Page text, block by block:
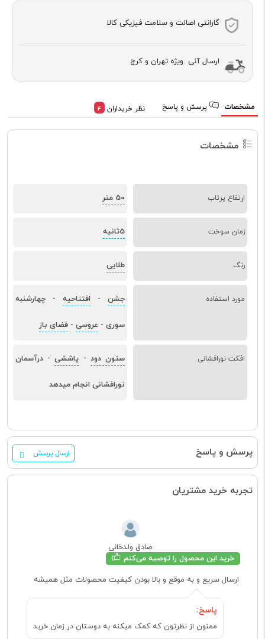
گارانتی اصالت و سلامت فیزیکی کالا
ارسال آنی ویژه تهران و کرج
مشخصات پرسش و پاسخ نظر خریداران 4
مشخصات
ارتفاع پرتاب 50 متر
زمان سوخت 5ثانیه
رنگ طلایی
مورد استفاده جشن - افتتاحیه - چهارشنبه
سوری - عروسی - فضای باز
افکت نورافشانی ستون دود - پاششی- درآسمان
نورافشانی انجام میدهد
پرسش و پاسخ ارسال پرسش
تجربه خرید مشتریان
صادق ولدخانی
خرید این محصول را توصیه می‌کنم
ارسال سريع و به موقع و بالا بودن كيفيت محصولات مثل هميشه
پاسخ:
ممنون از نظرتون که کمک میکنه به دوستان در زمان خرید